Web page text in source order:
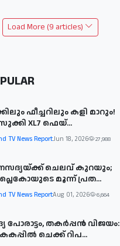
Load More (9 articles)
ഫീച്ചറിലും കളി മാറും!
XL7 ഫെയ്‌...
TV News ReportJun 18, 2026 27,988
ചെലവ് കുറയും;
മൂന്ന് പ്രത...
TV News ReportAug 01, 2026 6,664
പോരാട്ടം, തകർപ്പൻ വിജയം:
ചെക്ക് റിപ...